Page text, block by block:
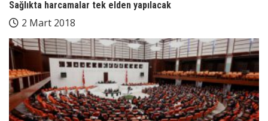
Sağlıkta harcamalar tek elden yapılacak
2 Mart 2018